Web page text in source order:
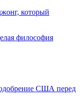
который
философия
одобрение США перед